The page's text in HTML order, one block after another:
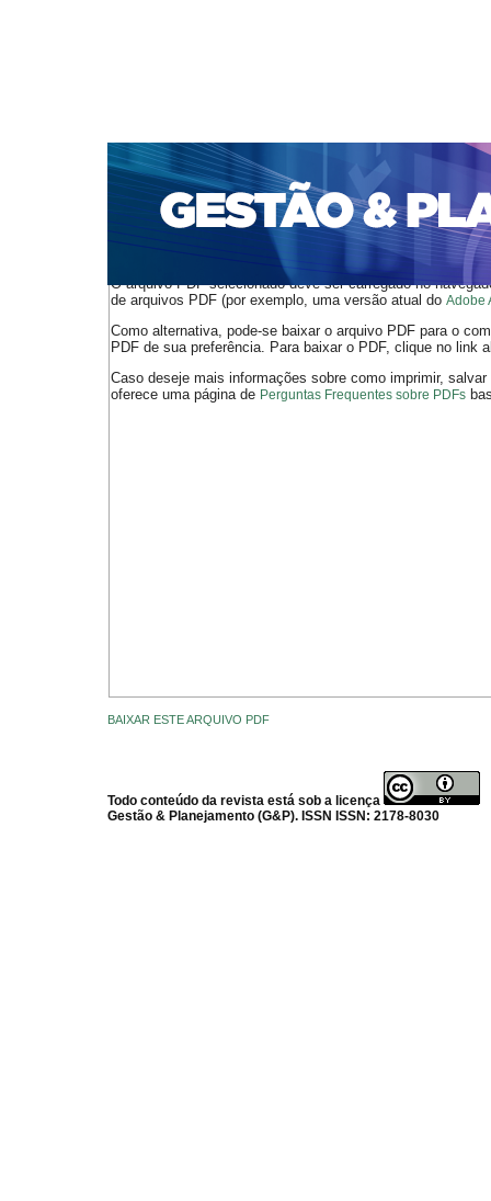
CAPA SOBRE ACESSO CADASTRO
PORTAL DE REVISTAS DA UNIFACS
SUBMISSÕES
PARA SUBMISSÃO DE ARTIGOS
TUTORIAL PARA
Capa v. 18, jan./dez. 2017> Mascarenhas Bisneto
O arquivo PDF selecionado deve ser carregado no
de arquivos PDF (por exemplo, uma versão atual do Adobe
Como alternativa, pode-se baixar o arquivo PDF para o
PDF de sua preferência. Para baixar o PDF, clique no link
Caso deseje mais informações sobre como imprimir,
oferece uma página de Perguntas Frequentes sobre PDFs
BAIXAR ESTE ARQUIVO PDF
Todo conteúdo da revista está sob a licença
Gestão & Planejamento (G&P). ISSN ISSN: 2178-8030